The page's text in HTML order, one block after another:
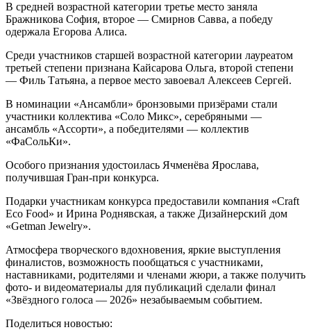
В средней возрастной категории третье место заняла
Бражникова София, второе — Смирнов Савва, а победу
одержала Егорова Алиса.
Среди участников старшей возрастной категории лауреатом
третьей степени признана Кайсарова Ольга, второй степени
— Филь Татьяна, а первое место завоевал Алексеев Сергей.
В номинации «Ансамбли» бронзовыми призёрами стали
участники коллектива «Соло Микс», серебряными —
ансамбль «Ассорти», а победителями — коллектив
«ФаСольКи».
Особого признания удостоилась Ячменёва Ярослава,
получившая Гран‑при конкурса.
Подарки участникам конкурса предоставили компания «Craft
Eco Food» и Ирина Роднявская, а также Дизайнерский дом
«Getman Jewelry».
Атмосфера творческого вдохновения, яркие выступления
финалистов, возможность пообщаться с участниками,
наставниками, родителями и членами жюри, а также получить
фото‑ и видеоматериалы для публикаций сделали финал
«Звёздного голоса — 2026» незабываемым событием.
Поделиться новостью: